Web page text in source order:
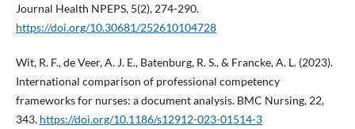
Journal Health NPEPS, 5(2), 274-290.
https://doi.org/10.30681/252610104728
Wit, R. F., de Veer, A. J. E., Batenburg, R. S., & Francke, A. L. (2023).
International comparison of professional competency
frameworks for nurses: a document analysis. BMC Nursing, 22,
343. https://doi.org/10.1186/s12912-023-01514-3